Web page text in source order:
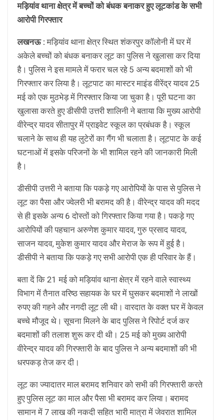
मड़ियांव थाना क्षेत्र में बच्चों को बंधक बनाकर हुए लूटकांड के सभी
आरोपी गिरफ्तार
लखनऊ :मड़ियांव थाना क्षेत्र स्थित शंकरपुर कॉलोनी में घर में
अकेले बच्चों को बंधक बनाकर लूट का पुलिस ने खुलासा कर दिया
है। पुलिस ने इस मामले में फरार चल रहे 5 अन्य बदमाशों को भी
गिरफ्तार कर लिया है। लूटपाट का मास्टर माइंड वीरेंद्र यादव 25
मई को एक मुठभेड़ में गिरफ्तार किया जा चुका है। पूरी घटना का
खुलासा करते हुए डीसीपी उत्तरी शालिनी ने बताया कि मुख्य आरोपी
वीरेन्द्र यादव सीतापुर में प्राइवेट स्कूल का प्रबंधक है। स्कूल
चलाने के साथ ही यह लुटेरों का गैंग भी चलाता है। लूटपाट के कई
घटनाओं में इसके परिजनों के भी शामिल रहने की जानकारी मिली
है।
डीसीपी उत्तरी ने बताया कि पकड़े गए आरोपियों के पास से पुलिस ने
लूट का पैसा और ज्वेलरी भी बरामद की है। वीरेन्द्र यादव की मदद
से ही इसके अन्य 6 दोस्तों को गिरफ्तार किया गया है। पकड़े गए
आरोपियों की पहचान अरुणेश कुमार यादव, गुरु प्रसाद यादव,
साजन यादव, मुकेश कुमार यादव और मेराज के रूप में हुई है।
डीसीपी ने बताया कि पकड़े गए सभी आरोपी एक ही परिवार के हैं।
बता दें कि 21 मई को मड़ियांव थाना क्षेत्र में रहने वाले स्वास्थ्य
विभाग में तैनात वरिष्ठ सहायक के घर में घुसकर बदमाशों ने लाखों
रुपए की गहने और नगदी लूट ली थी। वारदात के वक्त घर में केवल
बच्चे मौजूद थे। सूचना मिलने के बाद पुलिस ने रिपोर्ट दर्ज कर
बदमाशों की तलाश शुरू कर दी थी। 25 मई को मुख्य आरोपी
वीरेन्द्र यादव की गिरफ्तारी के बाद पुलिस ने अन्य बदमाशों की भी
धरपकड़ तेज कर दी।
लूट का ज्यादातर माल बरामद शनिवार को सभी की गिरफ्तारी करते
हुए पुलिस लूट का माल और पैसा भी बरामद कर लिया। बरामद
सामान में 7 लाख की नकदी सहित भारी मात्रा में जेवरात शामिल